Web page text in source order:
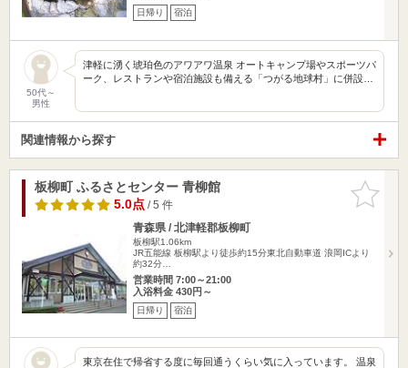
日帰り 宿泊
50代～
男性
津軽に湧く琥珀色のアワアワ温泉 オートキャンプ場やスポーツパ
ーク、レストランや宿泊施設も備える「つがる地球村」に併設…
関連情報から探す
お気に入
りに追加
板柳町 ふるさとセンター 青柳館
5.0点/ 5 件
青森県 / 北津軽郡板柳町
板柳駅1.06km
JR五能線 板柳駅より徒歩約15分東北自動車道 浪岡ICより
約32分…
営業時間 7:00～21:00
入浴料金 430円～
日帰り 宿泊
東京在住で帰省する度に毎回通うくらい気に入っています。 温泉